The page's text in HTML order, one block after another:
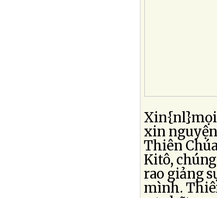
Xin{nl}mọi
xin
Thiên
Kitô,
rao giảng
mình.